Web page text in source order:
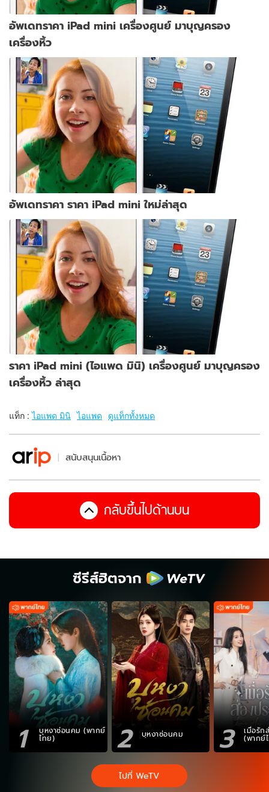
อัพเดทราคา iPad mini เครื่องศูนย์ มาบุญครอง
เครื่องหิ้ว
อัพเดทราคา ราคา iPad mini ใหม่ล่าสุด
ราคา iPad mini (ไอแพด มินิ) เครื่องศูนย์ มาบุญครอง
เครื่องหิ้ว ล่าสุด
แท็ก :ไอแพด มินิ ไอแพด ดูแท็กทั้งหมด
สนับสนุนเนื้อหา
กลับขึ้นไปด้านบน
ซีรีส์ฮิตจาก
1 บุหงาซ่อนคม (พากย์
ไทย) 2 บุหงาซ่อนคม 3 เมื่อรัก
(พากย์
ไปที่ WeTV